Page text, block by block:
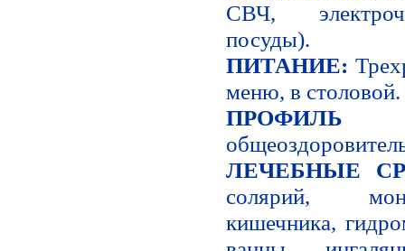
СВЧ,
посуды).
ПИТАНИЕ:
меню, в столовой.
ЛЕЧЕБНЫЕ
солярий,
кишечника,